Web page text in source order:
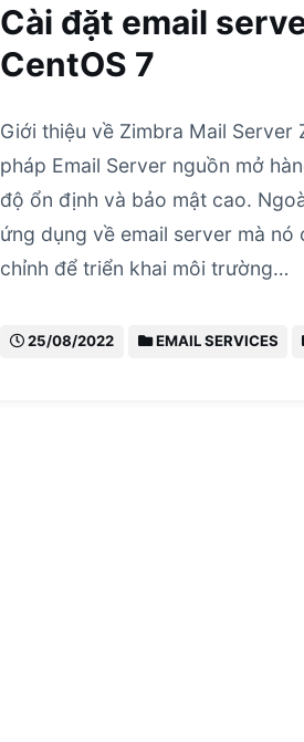
Cài đặt email
CentOS 7
Giới thiệu về Zimbra Mail Server
pháp Email Server nguồn mở
độ ổn định và bảo mật cao.
ứng dụng về email server mà nó
chỉnh để triển khai môi trường…
25/08/2022 EMAIL SERVICES